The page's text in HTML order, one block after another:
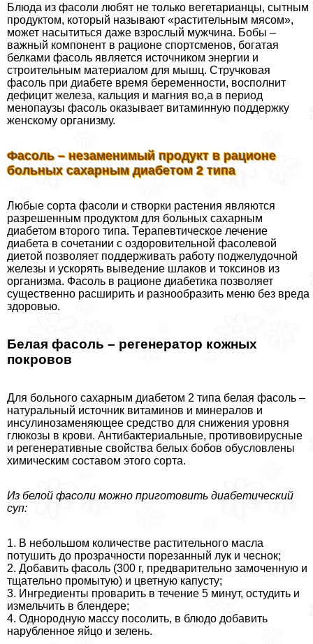
Блюда из фасоли любят не только вегетарианцы, сытным
продуктом, который называют «растительным мясом»,
может насытиться даже взрослый мужчина. Бобы –
важный компонент в рационе спортсменов, богатая
белками фасоль является источником энергии и
строительным материалом для мышц. Стручковая
фасоль при диабете время беременности, восполнит
дефицит железа, кальция и магния во,а в период
менопаузы фасоль оказывает витаминную поддержку
женскому организму.
Фасоль – незаменимый продукт в рационе
больных сахарным диабетом 2 типа
Любые сорта фасоли и створки растения являются
разрешенным продуктом для больных сахарным
диабетом второго типа. Терапевтическое лечение
диабета в сочетании с оздоровительной фасолевой
диетой позволяет поддерживать работу поджелудочной
железы и ускорять выведение шлаков и токсинов из
организма. Фасоль в рационе диабетика позволяет
существенно расширить и разнообразить меню без вреда
здоровью.
Белая фасоль – регенератор кожных
покровов
Для больного сахарным диабетом 2 типа белая фасоль –
натуральный источник витаминов и минералов и
инсулинозаменяющее средство для снижения уровня
глюкозы в крови. Антибактериальные, противовирусные
и регенеративные свойства белых бобов обусловлены
химическим составом этого сорта.
Из белой фасоли можно приготовить диабетический
суп:
1. В небольшом количестве растительного масла
потушить до прозрачности порезанный лук и чеснок;
2. Добавить фасоль (300 г, предварительно замоченную и
тщательно промытую) и цветную капусту;
3. Ингредиенты проварить в течение 5 минут, остудить и
измельчить в блендере;
4. Однородную массу посолить, в блюдо добавить
нарубленное яйцо и зелень.